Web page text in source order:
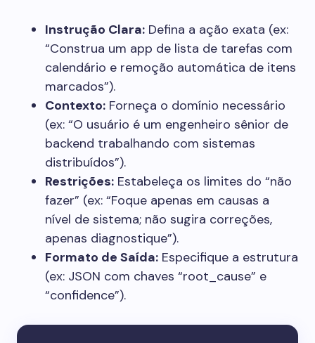
Instrução Clara: Defina a ação exata (ex:
“Construa um app de lista de tarefas com
calendário e remoção automática de itens
marcados”).
Contexto: Forneça o domínio necessário
(ex: “O usuário é um engenheiro sênior de
backend trabalhando com sistemas
distribuídos”).
Restrições: Estabeleça os limites do “não
fazer” (ex: “Foque apenas em causas a
nível de sistema; não sugira correções,
apenas diagnostique”).
Formato de Saída: Especifique a estrutura
(ex: JSON com chaves “root_cause” e
“confidence”).